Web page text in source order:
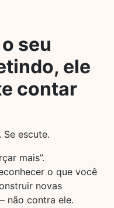
seu
ele
contar
Se escute.
mais”.
o que você
novas
não contra ele.